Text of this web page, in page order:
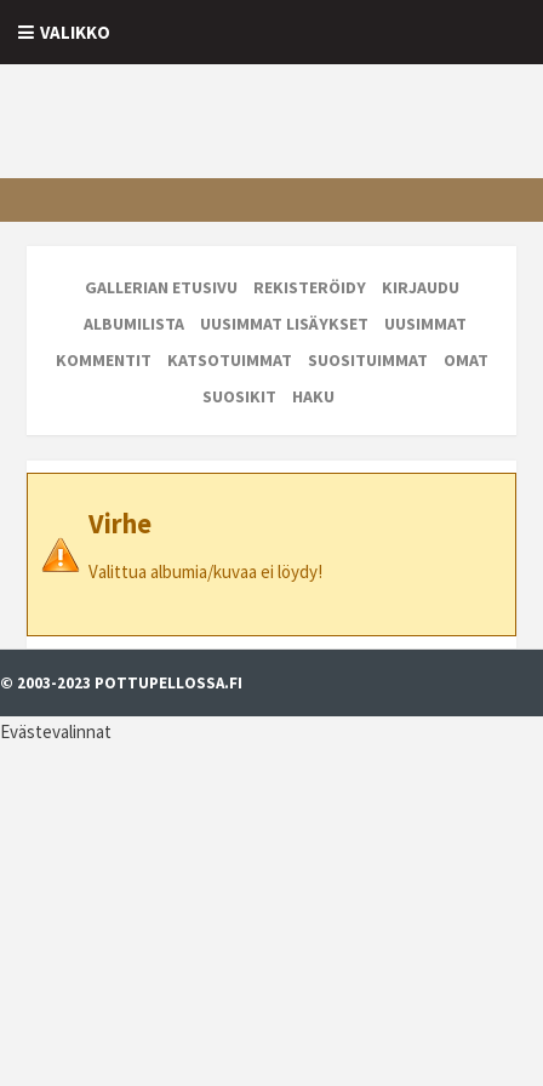
VALIKKO
GALLERIAN ETUSIVU REKISTERÖIDY
KIRJAUDU
ALBUMILISTA
UUSIMMAT LISÄYKSET
UUSIMMAT
KOMMENTIT
KATSOTUIMMAT SUOSITUIMMAT
OMAT
SUOSIKIT
HAKU
Virhe
Valittua albumia/kuvaa ei löydy!
© 2003-2023 POTTUPELLOSSA.FI
Evästevalinnat